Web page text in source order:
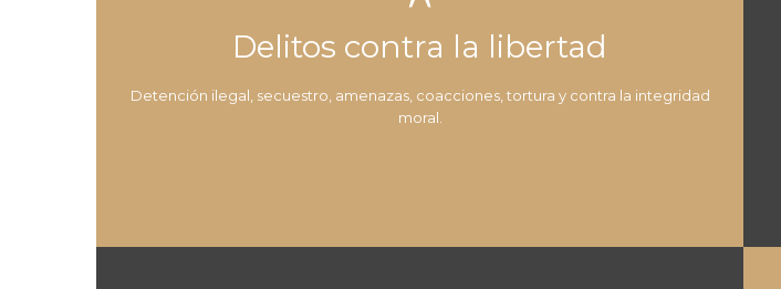
Delitos contra la libertad
Detención ilegal, secuestro, amenazas, coacciones, tortura y contra la integridad
moral.